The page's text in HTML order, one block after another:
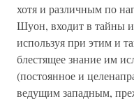
хотя и различным по
Шуон, входит в тайны
используя при этим и
блестящее знание им
(постоянное и
ведущим западным,